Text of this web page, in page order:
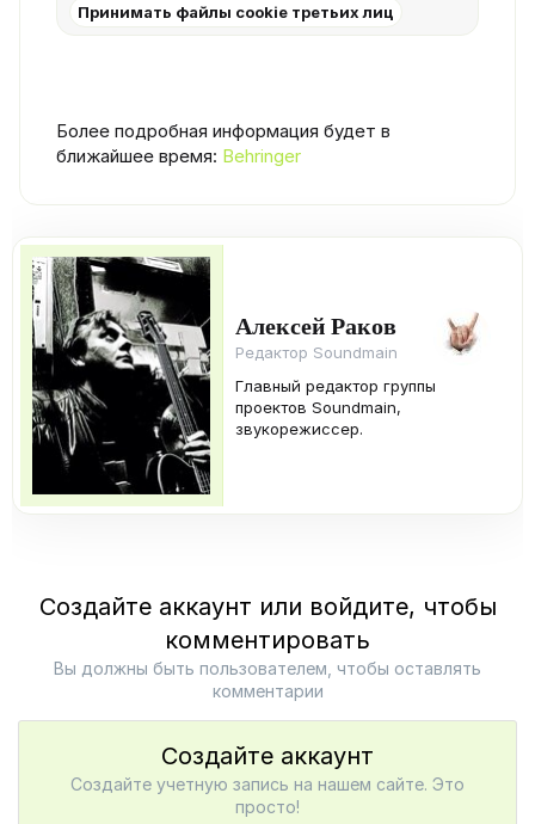
Принимать файлы cookie третьих лиц
Более подробная информация будет в
ближайшее время: Behringer
Алексей Раков
Редактор Soundmain
Главный редактор группы
проектов Soundmain,
звукорежиссер.
Создайте аккаунт или войдите, чтобы
комментировать
Вы должны быть пользователем, чтобы оставлять
комментарии
Создайте аккаунт
Создайте учетную запись на нашем сайте. Это
просто!